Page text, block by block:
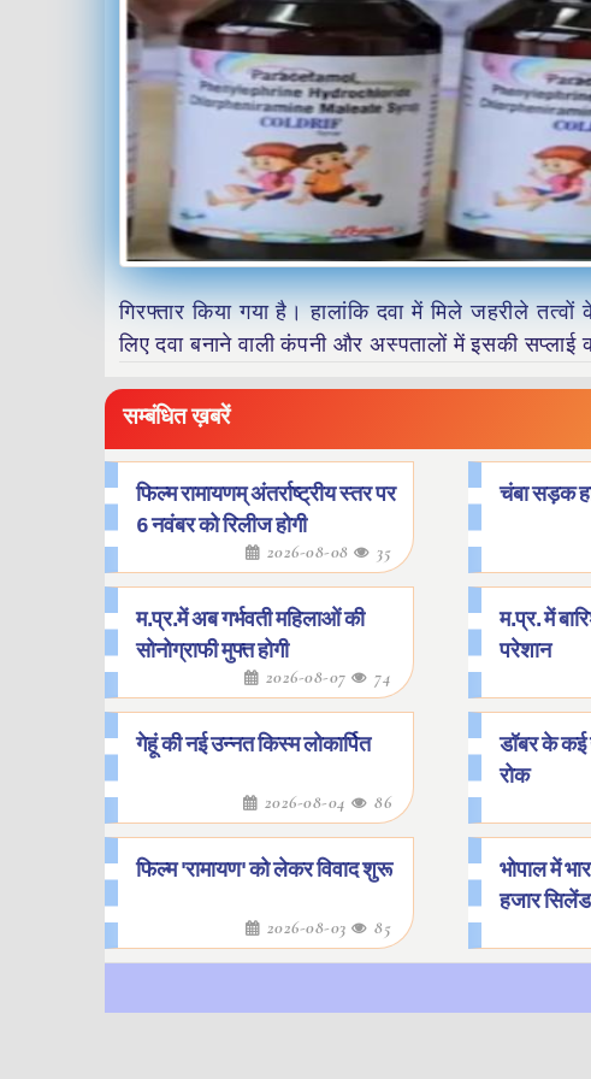
गिरफ्तार किया गया है। हालांकि दवा में मिले जहरीले
लिए दवा बनाने वाली कंपनी और अस्पतालों में इसकी सप्लाई
सम्बंधित ख़बरें
फिल्म रामायणम् अंतर्राष्ट्रीय स्तर पर
6 नवंबर को रिलीज होगी
2026-08-08 35
चंबा सड़क
म.प्र.में अब गर्भवती महिलाओं की
सोनोग्राफी मुफ्त होगी
2026-08-07 74
म.प्र. में
परेशान
गेहूं की नई उन्नत किस्म लोकार्पित
2026-08-04 86
डॉबर के कई
रोक
फिल्म 'रामायण' को लेकर विवाद शुरू
2026-08-03 85
भोपाल में
हजार